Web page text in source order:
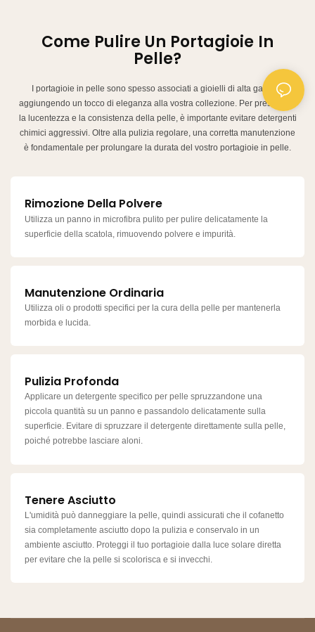
Come Pulire Un Portagioie In
Pelle?
I portagioie in pelle sono spesso associati a gioielli di alta gamma,
aggiungendo un tocco di eleganza alla vostra collezione. Per preservare
la lucentezza e la consistenza della pelle, è importante evitare detergenti
chimici aggressivi. Oltre alla pulizia regolare, una corretta manutenzione
è fondamentale per prolungare la durata del vostro portagioie in pelle.
Rimozione Della Polvere
Utilizza un panno in microfibra pulito per pulire delicatamente la
superficie della scatola, rimuovendo polvere e impurità.
Manutenzione Ordinaria
Utilizza oli o prodotti specifici per la cura della pelle per mantenerla
morbida e lucida.
Pulizia Profonda
Applicare un detergente specifico per pelle spruzzandone una
piccola quantità su un panno e passandolo delicatamente sulla
superficie. Evitare di spruzzare il detergente direttamente sulla pelle,
poiché potrebbe lasciare aloni.
Tenere Asciutto
L'umidità può danneggiare la pelle, quindi assicurati che il cofanetto
sia completamente asciutto dopo la pulizia e conservalo in un
ambiente asciutto. Proteggi il tuo portagioie dalla luce solare diretta
per evitare che la pelle si scolorisca e si invecchi.